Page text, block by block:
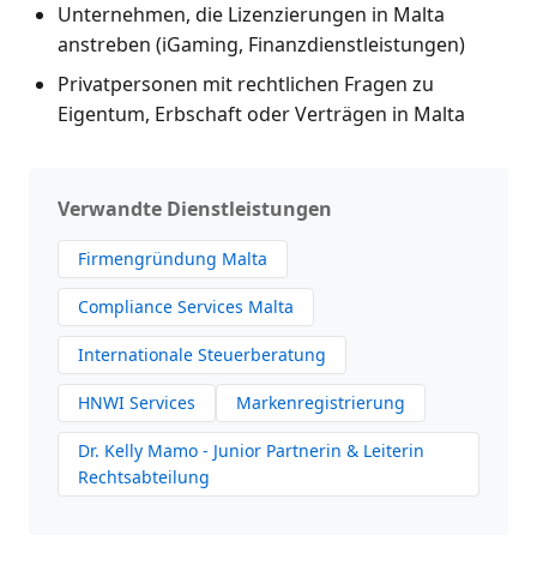
Unternehmen, die Lizenzierungen in Malta
anstreben (iGaming, Finanzdienstleistungen)
Privatpersonen mit rechtlichen Fragen zu
Eigentum, Erbschaft oder Verträgen in Malta
Verwandte Dienstleistungen
Firmengründung Malta
Compliance Services Malta
Internationale Steuerberatung
HNWI Services Markenregistrierung
Dr. Kelly Mamo - Junior Partnerin & Leiterin
Rechtsabteilung